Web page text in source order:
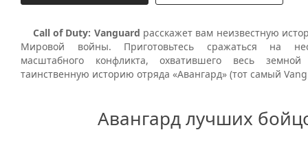
Call of Duty: Vanguard расскажет вам неизвестную
Мировой войны. Приготовьтесь сражаться на
масштабного конфликта, охватившего весь
таинственную историю отряда «Авангард» (тот самый
Авангард лучших